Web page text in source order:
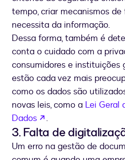
tempo, criar mecanismos
necessita da informação.
Dessa forma, também é
conta o cuidado com a
consumidores e instituições
estão cada vez mais
como os dados são
novas leis, como a Lei Geral
Dados
se abre en una
.
3. Falta de
Um erro na gestão de